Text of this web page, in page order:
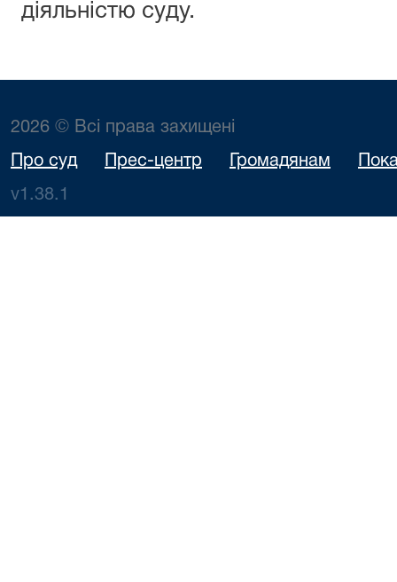
діяльністю суду.
2026 © Всі права захищені
Про суд Прес-центр Громадянам
v1.38.1